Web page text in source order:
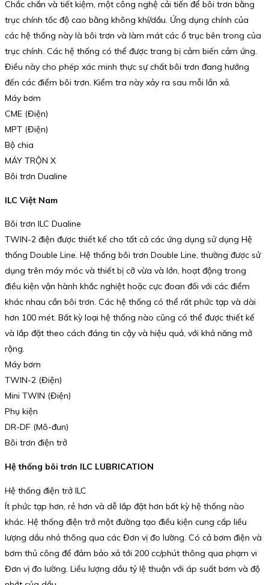
Chắc chắn và tiết kiệm, một công nghệ cải tiến để bôi trơn bằng
trục chính tốc độ cao bằng không khí/dầu. Ứng dụng chính của
các hệ thống này là bôi trơn và làm mát các ổ trục bên trong của
trục chính. Các hệ thống có thể được trang bị cảm biến cảm ứng.
Điều này cho phép xác minh thực sự chất bôi trơn đang hướng
đến các điểm bôi trơn. Kiểm tra này xảy ra sau mỗi lần xả.
Máy bơm
CME (Điện)
MPT (Điện)
Bộ chia
MÁY TRỘN X
Bôi trơn Dualine
ILC Việt Nam
Bôi trơn ILC Dualine
TWIN-2 điện được thiết kế cho tất cả các ứng dụng sử dụng Hệ
thống Double Line. Hệ thống bôi trơn Double Line, thường được sử
dụng trên máy móc và thiết bị cỡ vừa và lớn, hoạt động trong
điều kiện vận hành khắc nghiệt hoặc cực đoan đối với các điểm
khác nhau cần bôi trơn. Các hệ thống có thể rất phức tạp và dài
hơn 100 mét. Bất kỳ loại hệ thống nào cũng có thể được thiết kế
và lắp đặt theo cách đáng tin cậy và hiệu quả, với khả năng mở
rộng.
Máy bơm
TWIN-2 (Điện)
Mini TWIN (Điện)
Phụ kiện
DR-DF (Mô-đun)
Bôi trơn điện trở
Hệ thống bôi trơn ILC LUBRICATION
Hệ thống điện trở ILC
Ít phức tạp hơn, rẻ hơn và dễ lắp đặt hơn bất kỳ hệ thống nào
khác. Hệ thống điện trở một đường tạo điều kiện cung cấp liều
lượng dầu nhỏ thông qua các Đơn vị đo lường. Có cả bơm điện và
bơm thủ công để đảm bảo xả tới 200 cc/phút thông qua phạm vi
Đơn vị đo lường. Liều lượng dầu tỷ lệ thuận với áp suất bơm và độ